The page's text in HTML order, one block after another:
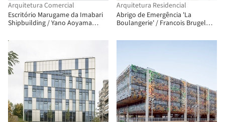
Arquitetura Comercial
Escritório Marugame da Imabari
Shipbuilding / Yano Aoyama
Arquitetura Residencial
Abrigo de Emergência 'La
Boulangerie' / Francois Brugel
RITA